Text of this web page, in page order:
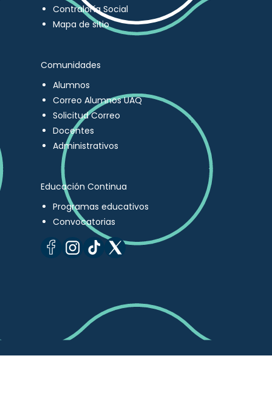
Contraloría Social
Mapa de sitio
Comunidades
Alumnos
Correo Alumnos UAQ
Solicitud Correo
Docentes
Administrativos
Educación Continua
Programas educativos
Convocatorias